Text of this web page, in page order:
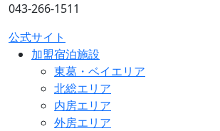
043-266-1511
公式サイト
加盟宿泊施設
東葛・ベイエリア
北総エリア
内房エリア
外房エリア